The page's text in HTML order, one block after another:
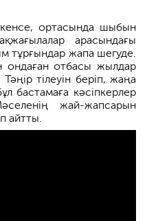
ортасында шыбын
арасындағы
тұрғындар жапа шегуде.
ондаған отбасы жылдар
тілеуін беріп, жаңа
бастамаға кәсіпкерлер
жай-жапсарын
айтты.